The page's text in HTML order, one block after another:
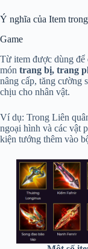
Ý nghĩa của Item
Game
Từ item được dùng để
món trang bị, trang
nâng cấp, tăng cường
chịu cho nhân vật.
Ví dụ: Trong Liên
ngoại hình và các vật
kiện tướng thêm vào